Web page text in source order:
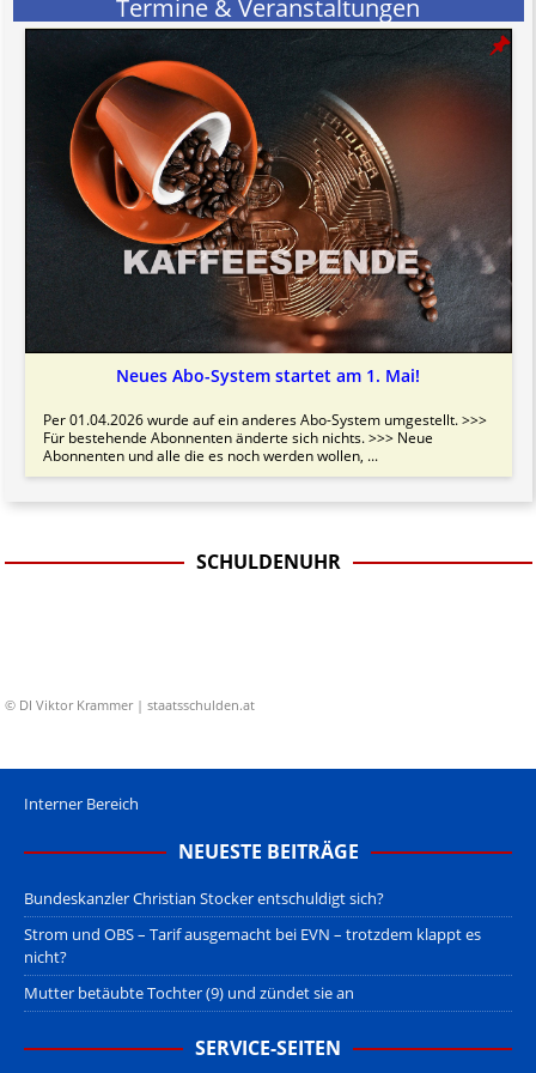
Termine & Veranstaltungen
Neues Abo-System startet am 1. Mai!
Per 01.04.2026 wurde auf ein anderes Abo-System umgestellt. >>>
Für bestehende Abonnenten änderte sich nichts. >>> Neue
Abonnenten und alle die es noch werden wollen, ...
SCHULDENUHR
© DI Viktor Krammer | staatsschulden.at
Interner Bereich
NEUESTE BEITRÄGE
Bundeskanzler Christian Stocker entschuldigt sich?
Strom und OBS – Tarif ausgemacht bei EVN – trotzdem klappt es
nicht?
Mutter betäubte Tochter (9) und zündet sie an
SERVICE-SEITEN